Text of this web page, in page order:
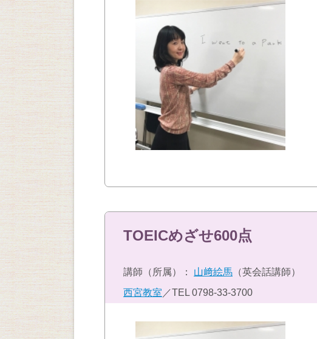
TOEICめざせ600点
講師（所属）： 山﨑絵馬 （英会話講師）
西宮教室 ／TEL 0798-33-3700